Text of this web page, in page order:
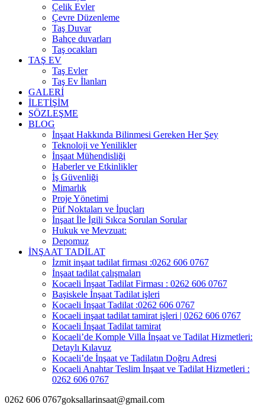
Çelik Evler
Çevre Düzenleme
Taş Duvar
Bahçe duvarları
Taş ocakları
TAŞ EV
Taş Evler
Taş Ev İlanları
GALERİ
İLETİŞİM
SÖZLEŞME
BLOG
İnşaat Hakkında Bilinmesi Gereken Her Şey
Teknoloji ve Yenilikler
İnşaat Mühendisliği
Haberler ve Etkinlikler
İş Güvenliği
Mimarlık
Proje Yönetimi
Püf Noktaları ve İpuçları
İnşaat İle İgili Sıkca Sorulan Sorular
Hukuk ve Mevzuat:
Depomuz
İNŞAAT TADİLAT
İzmit inşaat tadilat firması :0262 606 0767
İnşaat tadilat çalışmaları
Kocaeli İnşaat Tadilat Firması : 0262 606 0767
Başiskele İnşaat Tadilat işleri
Kocaeli İnşaat Tadilat :0262 606 0767
Kocaeli inşaat tadilat tamirat işleri | 0262 606 0767
Kocaeli İnşaat Tadilat tamirat
Kocaeli’de Komple Villa İnşaat ve Tadilat Hizmetleri:
Detaylı Kılavuz
Kocaeli’de İnşaat ve Tadilatın Doğru Adresi
Kocaeli Anahtar Teslim İnşaat ve Tadilat Hizmetleri :
0262 606 0767
0262 606 0767goksallarinsaat@gmail.com